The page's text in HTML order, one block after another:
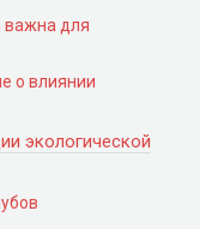
важна для
о влиянии
экологической